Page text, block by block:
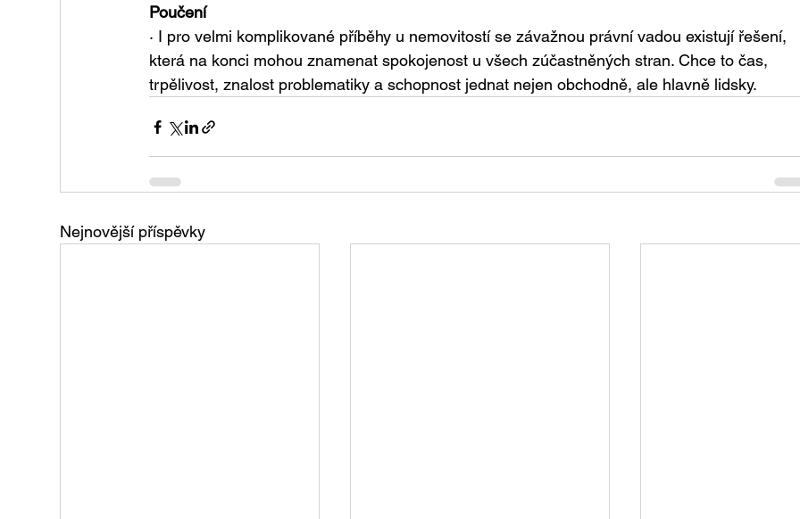
Poučení
· I pro velmi komplikované příběhy u nemovitostí se závažnou právní vadou existují řešení,
která na konci mohou znamenat spokojenost u všech zúčastněných stran. Chce to čas,
trpělivost, znalost problematiky a schopnost jednat nejen obchodně, ale hlavně lidsky.
Nejnovější příspěvky